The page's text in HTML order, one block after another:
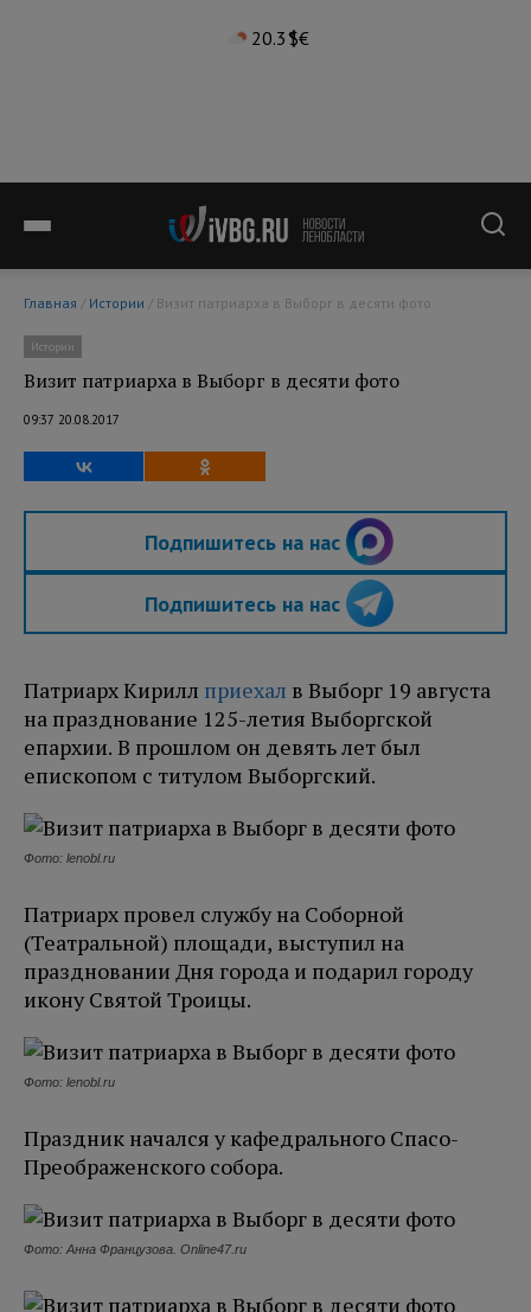
20.3°$€
Главная / Истории / Визит патриарха в Выборг в десяти фото
Истории
Визит патриарха в Выборг в десяти фото
09:37 20.08.2017
Подпишитесь на нас
Подпишитесь на нас
Патриарх Кирилл приехал в Выборг 19 августа
на празднование 125-летия Выборгской
епархии. В прошлом он девять лет был
епископом с титулом Выборгский.
Фото: lenobl.ru
Патриарх провел службу на Соборной
(Театральной) площади, выступил на
праздновании Дня города и подарил городу
икону Святой Троицы.
Фото: lenobl.ru
Праздник начался у кафедрального Спасо-
Преображенского собора.
Фото: Анна Французова. Online47.ru